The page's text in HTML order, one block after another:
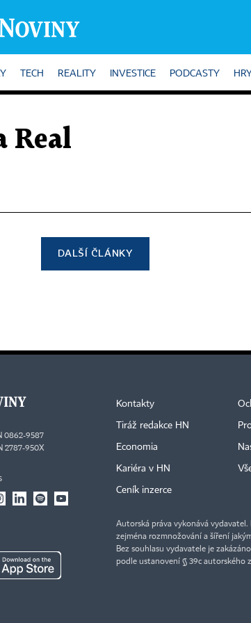
TECH REALITY INVESTICE PODCASTY HRY
Real
DALŠÍ ČLÁNKY
0862-9587
2787-950X
Kontakty
Tiráž redakce HN
Economia
Kariéra v HN
Ceník inzerce
Autorská práva vykonává
zejména rozmnožování a šíření
Bez souhlasu vydavatele je
podle ustanovení § 39c autorského